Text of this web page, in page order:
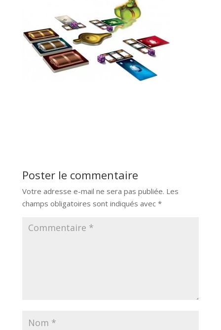
Poster le commentaire
Votre adresse e-mail ne sera pas publiée. Les
champs obligatoires sont indiqués avec *